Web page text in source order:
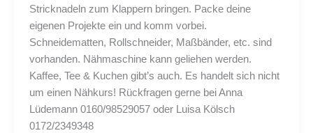
Stricknadeln zum Klappern bringen. Packe deine
eigenen Projekte ein und komm vorbei.
Schneidematten, Rollschneider, Maßbänder, etc. sind
vorhanden. Nähmaschine kann geliehen werden.
Kaffee, Tee & Kuchen gibt’s auch. Es handelt sich nicht
um einen Nähkurs! Rückfragen gerne bei Anna
Lüdemann 0160/98529057 oder Luisa Kölsch
0172/2349348